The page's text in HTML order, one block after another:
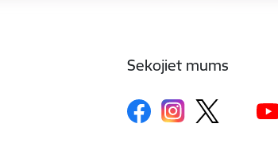
Sekojiet mums